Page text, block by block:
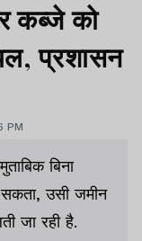
कब्जे को
प्रशासन
PM
बिना
उसी जमीन
जा रही है.